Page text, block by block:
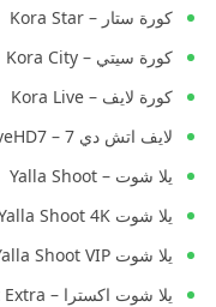
كورة ستار – Kora Star
كورة سيتي – Kora City
كورة لايف – Kora Live
لايف اتش دي 7 – LiveHD7
يلا شوت – Yalla Shoot
يلا شوت 4K – Yalla Shoot 4K
يلا شوت VIP – Yalla Shoot VIP
يلا شوت اكسترا – Yalla Shoot Extra